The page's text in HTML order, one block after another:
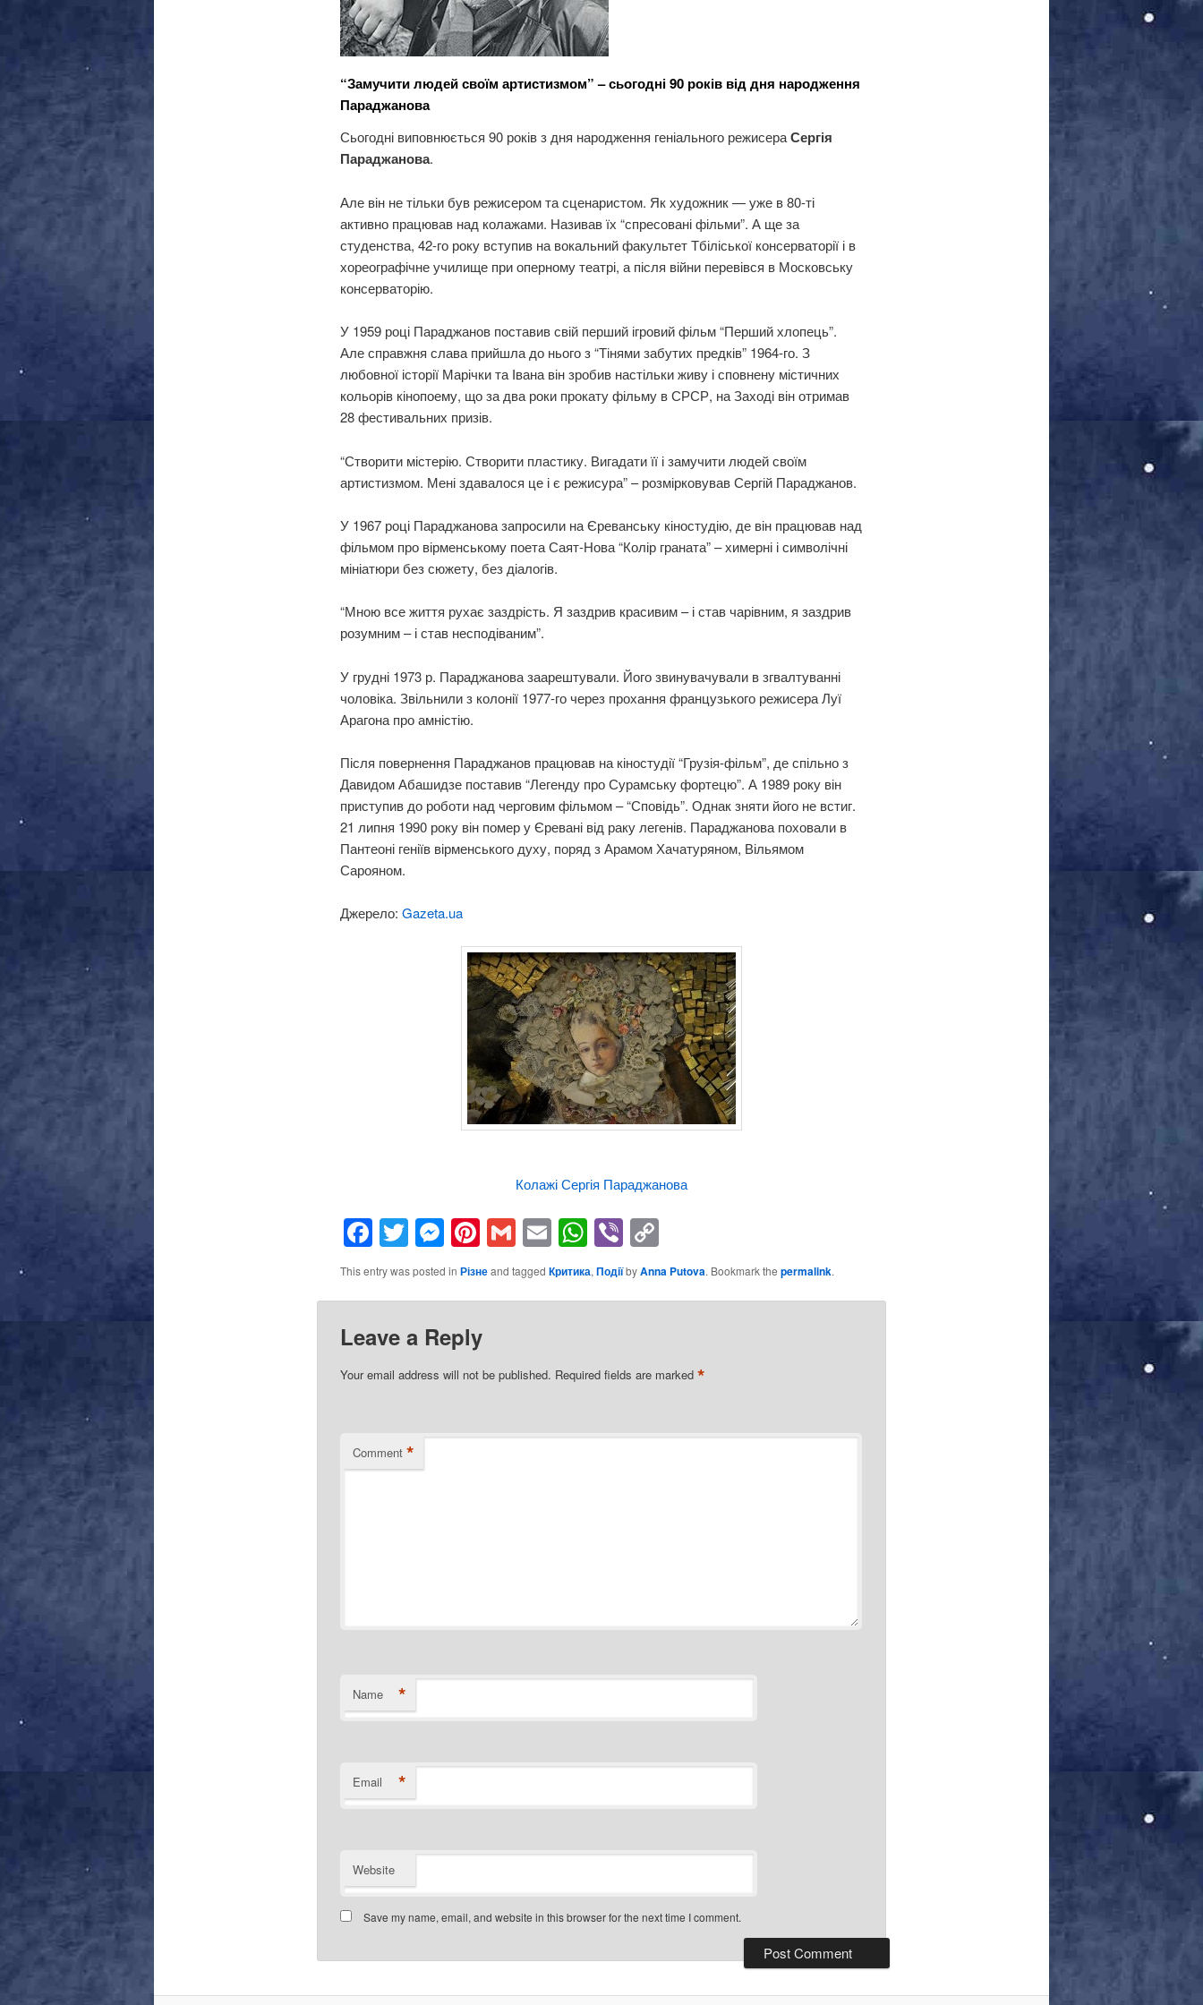
“Замучити людей своїм артистизмом” – сьогодні 90 років від дня народження
Параджанова
Сьогодні виповнюється 90 років з дня народження геніального режисераСергія
Параджанова.
Але він не тільки був режисером та сценаристом. Як художник — уже в 80-ті
активно працював над колажами. Називав їх “спресовані фільми”. А ще за
студенства, 42-го року вступив на вокальний факультет Тбіліської консерваторії і в
хореографічне училище при оперному театрі, а після війни перевівся в Московську
консерваторію.
У 1959 році Параджанов поставив свій перший ігровий фільм “Перший хлопець”.
Але справжня слава прийшла до нього з “Тінями забутих предків” 1964-го. З
любовної історії Марічки та Івана він зробив настільки живу і сповнену містичних
кольорів кінопоему, що за два роки прокату фільму в СРСР, на Заході він отримав
28 фестивальних призів.
“Створити містерію. Створити пластику. Вигадати її і замучити людей своїм
артистизмом. Мені здавалося це і є режисура” – розмірковував Сергій Параджанов.
У 1967 році Параджанова запросили на Єреванську кіностудію, де він працював над
фільмом про вірменському поета Саят-Нова “Колір граната” – химерні і символічні
мініатюри без сюжету, без діалогів.
“Мною все життя рухає заздрість. Я заздрив красивим – і став чарівним, я заздрив
розумним – і став несподіваним”.
У грудні 1973 р. Параджанова заарештували. Його звинувачували в згвалтуванні
чоловіка. Звільнили з колонії 1977-го через прохання французького режисера Луї
Арагона про амністію.
Після повернення Параджанов працював на кіностудії “Грузія-фільм”, де спільно з
Давидом Абашидзе поставив “Легенду про Сурамську фортецю”. А 1989 року він
приступив до роботи над черговим фільмом – “Сповідь”. Однак зняти його не встиг.
21 липня 1990 року він помер у Єревані від раку легенів. Параджанова поховали в
Пантеоні геніїв вірменського духу, поряд з Арамом Хачатуряном, Вільямом
Сарояном.
Джерело: Gazeta.ua
Колажі Сергія Параджанова
Facebook
Twitter
Messenger
Pinterest
GmailEmailWhatsApp
ViberCopy
Link
This entry was posted in Різнеand tagged Критика, ПодіїbyAnna Putova. Bookmark the permalink.
Leave a Reply
Your email address will not be published. Required fields are marked *
Comment *
Name *
Email *
Website
Save my name, email, and website in this browser for the next time I comment.